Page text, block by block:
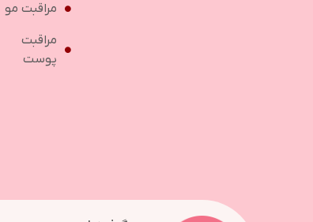
مراقبت مو
مراقبت
پوست